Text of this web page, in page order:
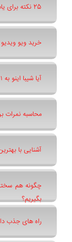
25 نکته برای یادگیری زبان انگلیسی
خرید ویو ویدیو
آیا شیبا اینو به ۱ دلار می‌رسد
محاسبه نمرات
آشنایی با
بگیریم؟
راه های جذب